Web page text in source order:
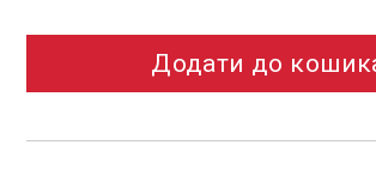
Додати до